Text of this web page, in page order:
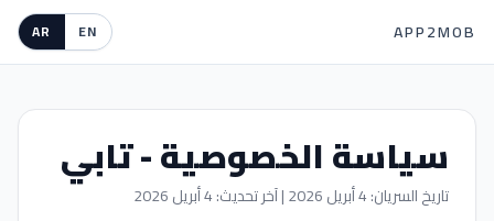
APP2MOB
EN
AR
سياسة الخصوصية - تابي
تاريخ السريان: 4 أبريل 2026 | آخر تحديث: 4 أبريل 2026